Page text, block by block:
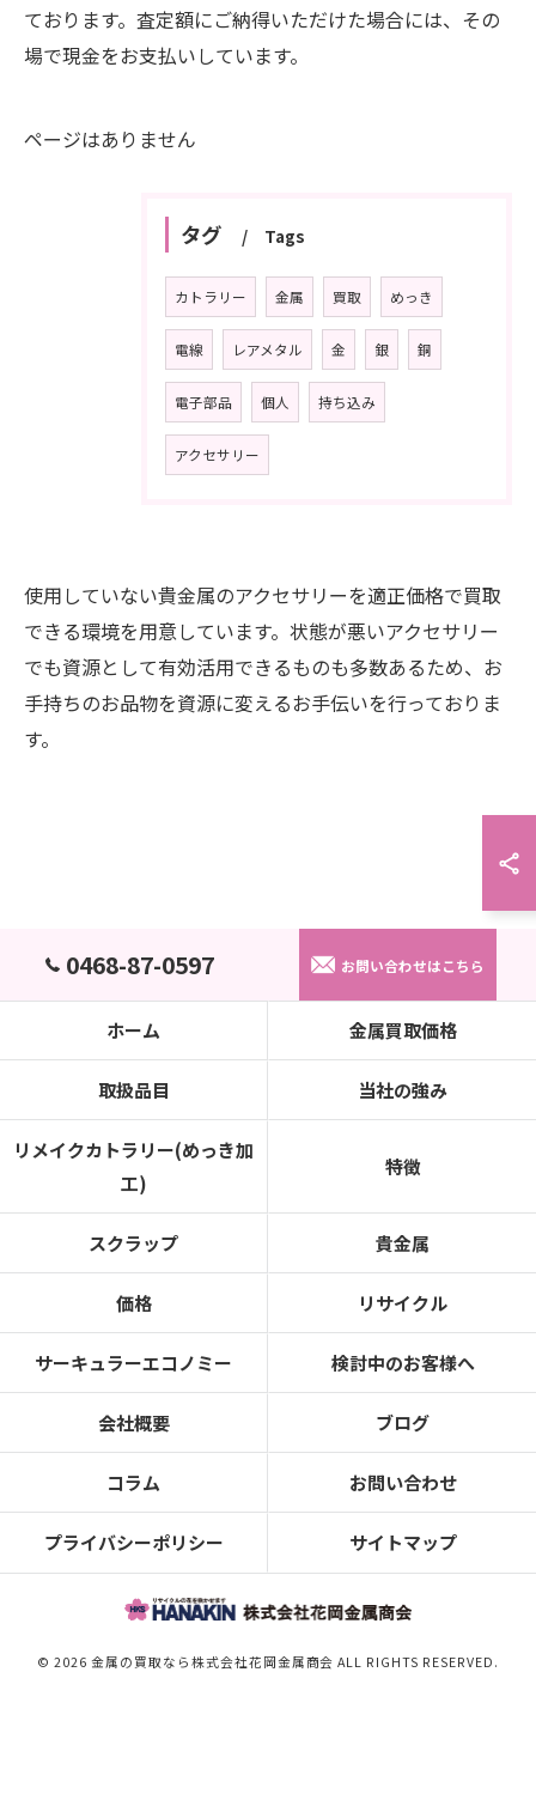
ております。査定額にご納得いただけた場合には、その
場で現金をお支払いしています。
ページはありません
タグ Tags
カトラリー 金属 買取 めっき
電線 レアメタル 金 銀 銅
電子部品 個人 持ち込み
アクセサリー
使用していない貴金属のアクセサリーを適正価格で買取
できる環境を用意しています。状態が悪いアクセサリー
でも資源として有効活用できるものも多数あるため、お
手持ちのお品物を資源に変えるお手伝いを行っておりま
す。
0468-87-0597 お問い合わせはこちら
ホーム 金属買取価格
取扱品目 当社の強み
リメイクカトラリー(めっき加
工)
特徴
スクラップ 貴金属
価格 リサイクル
サーキュラーエコノミー 検討中のお客様へ
会社概要 ブログ
コラム お問い合わせ
プライバシーポリシー サイトマップ
© 2026 金属の買取なら株式会社花岡金属商会 ALL RIGHTS RESERVED.
お問い合わせはこちら